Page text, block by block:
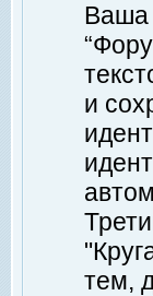
Ваша
и
тем,